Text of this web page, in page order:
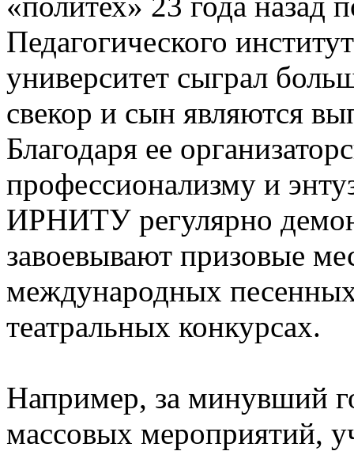
Педагогического
университет сыграл
свекор и сын являются
Благодаря ее
профессионализму и
ИРНИТУ регулярно
завоевывают призовые
международных
театральных конкурсах.
Например, за минувший
массовых мероприятий,